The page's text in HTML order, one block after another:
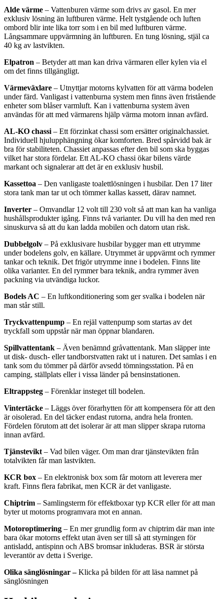
Alde värme – Vattenburen värme som drivs av gasol. En mer
exklusiv lösning än luftburen värme. Helt tystgående och luften
ombord blir inte lika torr som i en bil med luftburen värme.
Långsammare uppvärmning än luftburen. En tung lösning, stjäl ca
40 kg av lastvikten.
Elpatron – Betyder att man kan driva värmaren eller kylen via el
om det finns tillgängligt.
Värmeväxlare – Utnyttjar motorns kylvatten för att värma bodelen
under färd. Vanligast i vattenburna system men finns även fristående
enheter som blåser varmluft. Kan i vattenburna system även
användas för att med värmarens hjälp värma motorn innan avfärd.
AL-KO chassi – Ett förzinkat chassi som ersätter originalchassiet.
Individuell hjulupphängning ökar komforten. Bred spårvidd bak är
bra för stabiliteten. Chassiet anpassas efter den bil som ska byggas
vilket har stora fördelar. Ett AL-KO chassi ökar bilens värde
markant och signalerar att det är en exklusiv husbil.
Kassettoa – Den vanligaste toalettlösningen i husbilar. Den 17 liter
stora tank man tar ut och tömmer kallas kassett, därav namnet.
Inverter – Omvandlar 12 volt till 230 volt så att man kan ha vanliga
hushållsprodukter igång. Finns två varianter. Du vill ha den med ren
sinuskurva så att du kan ladda mobilen och datorn utan risk.
Dubbelgolv – På exklusivare husbilar bygger man ett utrymme
under bodelens golv, en källare. Utrymmet är uppvärmt och rymmer
tankar och teknik. Det frigör utrymme inne i bodelen. Finns lite
olika varianter. En del rymmer bara teknik, andra rymmer även
packning via utvändiga luckor.
Bodels AC – En luftkonditionering som ger svalka i bodelen när
man står still.
Tryckvattenpump – En rejäl vattenpump som startas av det
tryckfall som uppstår när man öppnar blandaren.
Spillvattentank – Även benämnd gråvattentank. Man släpper inte
ut disk- dusch- eller tandborstvatten rakt ut i naturen. Det samlas i en
tank som du tömmer på därför avsedd tömningsstation. På en
camping, ställplats eller i vissa länder på bensinstationen.
Eltrappsteg – Förenklar insteget till bodelen.
Vintertäcke – Läggs över förarhytten för att kompensera för att den
är oisolerad. En del täcker endast rutorna, andra hela fronten.
Fördelen förutom att det isolerar är att man slipper skrapa rutorna
innan avfärd.
Tjänstevikt – Vad bilen väger. Om man drar tjänstevikten från
totalvikten får man lastvikten.
KCR box – En elektronisk box som får motorn att leverera mer
kraft. Finns flera fabrikat, men KCR är det vanligaste.
Chiptrim – Samlingsterm för effektboxar typ KCR eller för att man
byter ut motorns programvara mot en annan.
Motoroptimering – En mer grundlig form av chiptrim där man inte
bara ökar motorns effekt utan även ser till så att styrningen för
antisladd, antispinn och ABS bromsar inkluderas. BSR är största
leverantör av detta i Sverige.
Olika sänglösningar –Klicka på bilden för att läsa namnet på
sänglösningen